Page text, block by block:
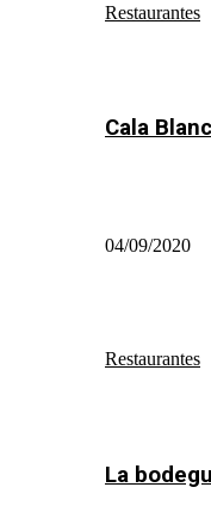
Restaurantes
Cala
04/09/2020
Restaurantes
La